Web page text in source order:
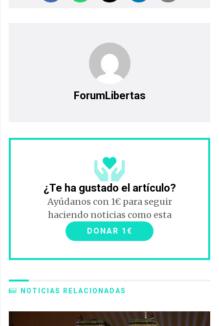
ForumLibertas
¿Te ha gustado el artículo?
Ayúdanos con 1€ para seguir
haciendo noticias como esta
DONAR 1€
NOTICIAS RELACIONADAS